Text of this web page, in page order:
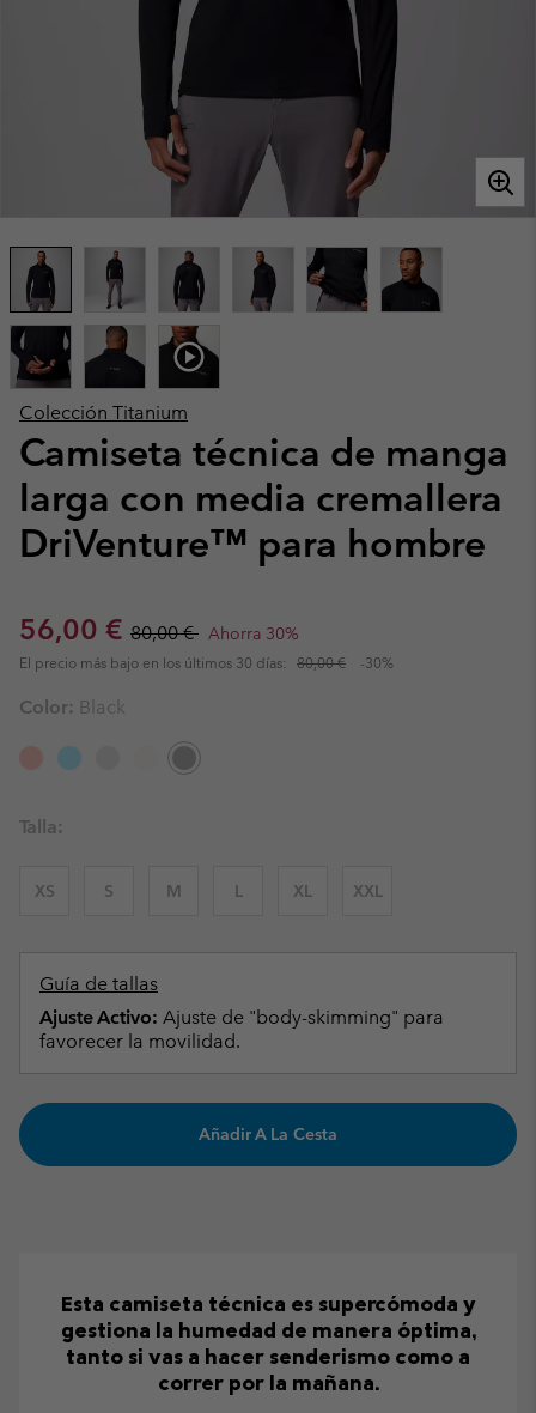
Colección Titanium
Camiseta técnica de manga
larga con media cremallera
DriVenture™ para hombre
Sale price:
56,00 € Regular price:
80,00 € Ahorra 30%
El precio más bajo en los últimos 30 días: 80,00 € -30%
Color: Black
Talla:
XS S M L XL XXL
Guía de tallas
Ajuste Activo: Ajuste de "body-skimming" para
favorecer la movilidad.
Añadir A La Cesta
Esta camiseta técnica es supercómoda y
gestiona la humedad de manera óptima,
tanto si vas a hacer senderismo como a
correr por la mañana.